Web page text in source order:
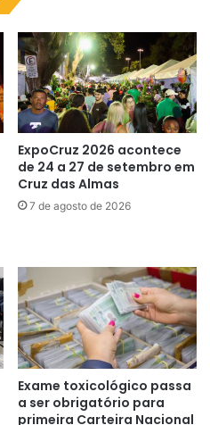
ExpoCruz 2026 acontece
de 24 a 27 de setembro em
Cruz das Almas
7 de agosto de 2026
Exame toxicológico passa
a ser obrigatório para
primeira Carteira Nacional